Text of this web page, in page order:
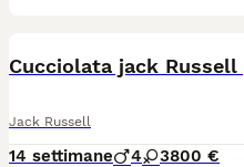
Jack Russell
14 settimane 4 3800 €